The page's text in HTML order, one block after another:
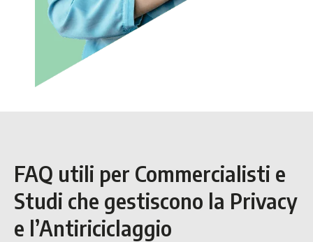
FAQ utili per Commercialisti e
Studi che gestiscono la Privacy
e l’Antiriciclaggio